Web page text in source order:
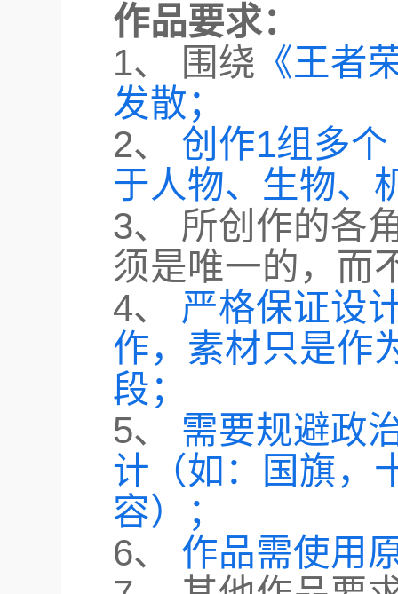
作品要求：
1、 围绕 《王者
发散；
2、 创作1组多
于人物、生物、
3、 所创作的各
须是唯一的，而
4、 严格保证设
作，素材只是作
段；
5、 需要规避政
计（如：国旗，
容）；
6、 作品需使用